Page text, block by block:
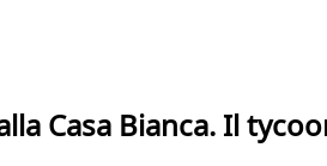
Casa Bianca. Il